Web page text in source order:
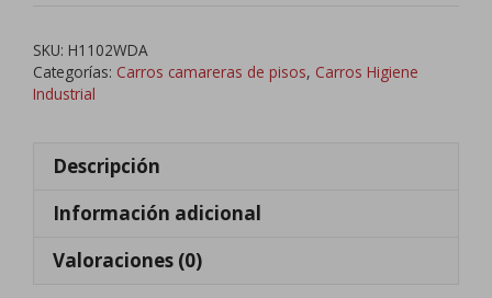
con
Saco
SKU: H1102WDA
Categorías: Carros camareras de pisos, Carros Higiene
Industrial
Descripción
Información adicional
Valoraciones (0)